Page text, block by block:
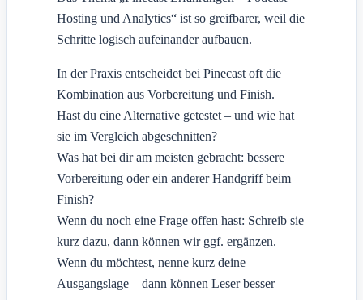
Hosting und Analytics“ ist so greifbarer, weil die
Schritte logisch aufeinander aufbauen.
In der Praxis entscheidet bei Pinecast oft die
Kombination aus Vorbereitung und Finish.
Hast du eine Alternative getestet – und wie hat
sie im Vergleich abgeschnitten?
Was hat bei dir am meisten gebracht: bessere
Vorbereitung oder ein anderer Handgriff beim
Finish?
Wenn du noch eine Frage offen hast: Schreib sie
kurz dazu, dann können wir ggf. ergänzen.
Wenn du möchtest, nenne kurz deine
Ausgangslage – dann können Leser besser